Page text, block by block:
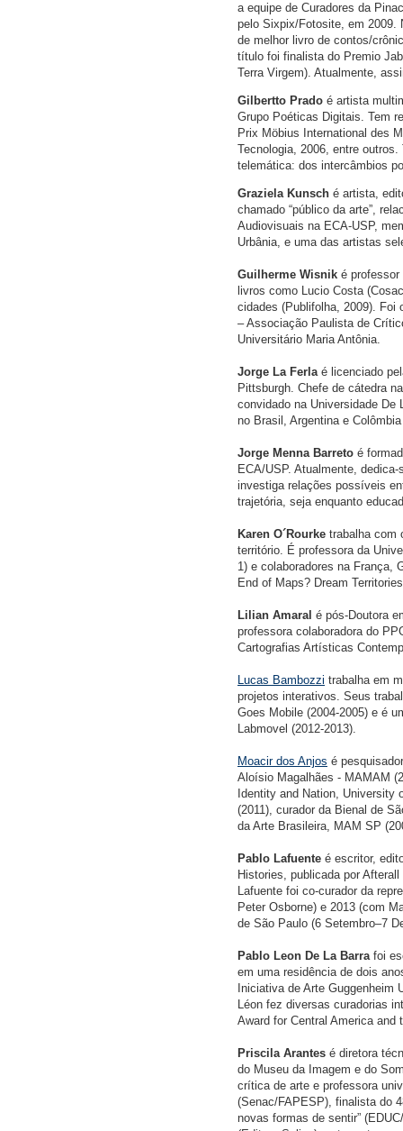
a equipe de Curadores da
pelo Sixpix/Fotosite, em 2009.
de melhor livro de contos/
título foi finalista do Premio
Terra Virgem). Atualmente,
Gilbertto Prado é artista
Grupo Poéticas Digitais. Tem
Prix Möbius International des
Tecnologia, 2006, entre
telemática: dos intercâmbios
Graziela Kunsch é artista,
chamado “público da arte”,
Audiovisuais na ECA-USP,
Urbânia, e uma das artistas
Guilherme Wisnik é professor
livros como Lucio Costa
cidades (Publifolha, 2009). Foi
– Associação Paulista de
Universitário Maria Antônia.
Jorge La Ferlaé licenciado
Pittsburgh. Chefe de cátedra
convidado na Universidade
no Brasil, Argentina e
Jorge Menna Barreto é
ECA/USP. Atualmente,
investiga relações possíveis
trajetória, seja enquanto
Karen O´Rourke trabalha com
território. É professora da
1) e colaboradores na França,
End of Maps? Dream
Lilian Amaral é pós-Doutora
professora colaboradora do
Cartografias Artísticas
Lucas Bambozzi trabalha em
projetos interativos. Seus
Goes Mobile (2004-2005) e é
Labmovel (2012-2013).
Moacir dos Anjos é
Aloísio Magalhães - MAMAM
Identity and Nation, University
(2011), curador da Bienal de
da Arte Brasileira, MAM SP
Pablo Lafuente é escritor,
Histories, publicada por
Lafuente foi co-curador da
Peter Osborne) e 2013 (com
de São Paulo (6 Setembro–7
Pablo Leon De La Barrafoi
em uma residência de dois
Iniciativa de Arte
Léon fez diversas curadorias
Award for Central America
Priscila Arantes é diretora
do Museu da Imagem e do
crítica de arte e professora
(Senac/FAPESP), finalista do
novas formas de sentir”